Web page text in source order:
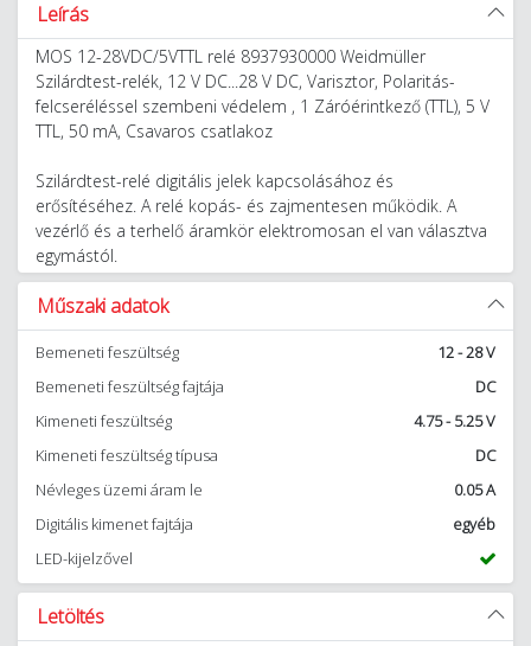
Leírás
MOS 12-28VDC/5VTTL relé 8937930000 Weidmüller
Szilárdtest-relék, 12 V DC...28 V DC, Varisztor, Polaritás-
felcseréléssel szembeni védelem , 1 Záróérintkező (TTL), 5 V
TTL, 50 mA, Csavaros csatlakoz
Szilárdtest-relé digitális jelek kapcsolásához és
erősítéséhez. A relé kopás- és zajmentesen működik. A
vezérlő és a terhelő áramkör elektromosan el van választva
egymástól.
Műszaki adatok
Bemeneti feszültség
12 - 28 V
Bemeneti feszültség fajtája
DC
Kimeneti feszültség
4.75 - 5.25 V
Kimeneti feszültség típusa
DC
Névleges üzemi áram le
0.05 A
Digitális kimenet fajtája
egyéb
LED-kijelzővel
Letöltés